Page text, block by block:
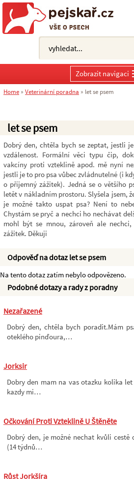
let se psem
Dobrý den, chtěla bych se zeptat, jestli
vzdálenost. Formální věci typu čip,
vakcíny proti vzteklině apod. mě nyní
jestli je to pro psa vůbec zvládnutelné (i
o příjemný zážitek). Jedná se o většího
letět v nákladním prostoru. Slyšela jsem,
je možné takto uspat psa? Není to
Chystám se pryč a nechci ho nechávat
mohl být se mnou, zároveň ale
zážitek. Děkuji
Odpověď na dotaz let se psem
Na tento dotaz zatím nebylo odpovězeno.
Podobné dotazy a rady z poradny
Nezařazené
Dobrý den, chtěla bych poradit.Mám
oteklého pinďoura,…
Jorksir
Dobry den mam na vas otazku kolika
kazdy mi…
Očkování Proti Vzteklině U Štěněte
Dobrý den, je možné nechat kvůli cestě
(14 týdnů…
Růst Jorkšíra
Zobrazit navigaci
Home » Veterinární poradna » let se psem